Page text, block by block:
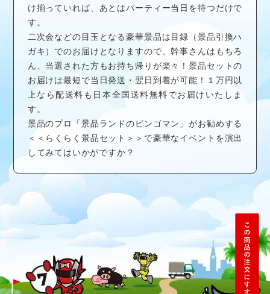
け揃っていれば、あとはパーティー当日を待つだけで
す。
二次会などの目玉となる豪華景品は目録（景品引換ハ
ガキ）でのお届けとなりますので、幹事さんはもちろ
ん、当選された方もお持ち帰りが楽々！景品セットの
お届けは最短で当日発送・翌日到着が可能！１万円以
上なら配送料も日本全国送料無料でお届けいたしま
す。
景品のプロ「景品ランドのビンゴマン」がお勧めする
＜＜らくらく景品セット＞＞で豪華なイベントを演出
してみてはいかがですか？